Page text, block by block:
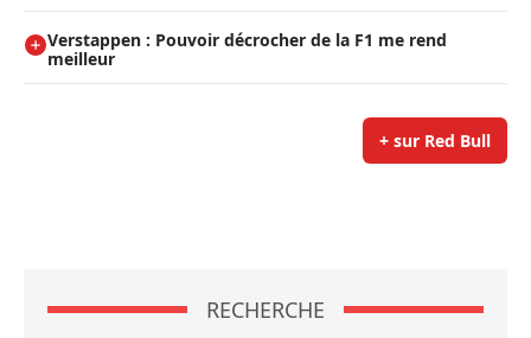
Verstappen : Pouvoir décrocher de la F1 me rend
meilleur
+ sur Red Bull
RECHERCHE